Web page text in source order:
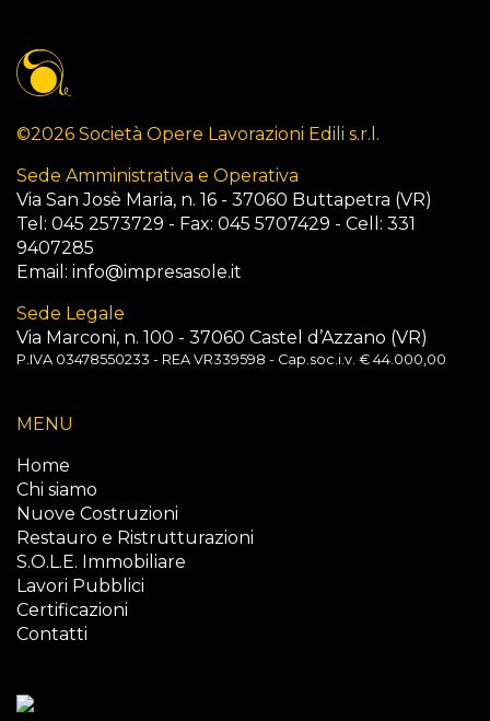
©2026 Società Opere Lavorazioni Edili s.r.l.
Sede Amministrativa e Operativa
Via San Josè Maria, n. 16 - 37060 Buttapetra (VR)
Tel: 045 2573729 - Fax: 045 5707429 - Cell: 331
9407285
Email: info@impresasole.it
Sede Legale
Via Marconi, n. 100 - 37060 Castel d’Azzano (VR)
P.IVA 03478550233 - REA VR339598 - Cap.soc.i.v. € 44.000,00
MENU
Home
Chi siamo
Nuove Costruzioni
Restauro e Ristrutturazioni
S.O.L.E. Immobiliare
Lavori Pubblici
Certificazioni
Contatti